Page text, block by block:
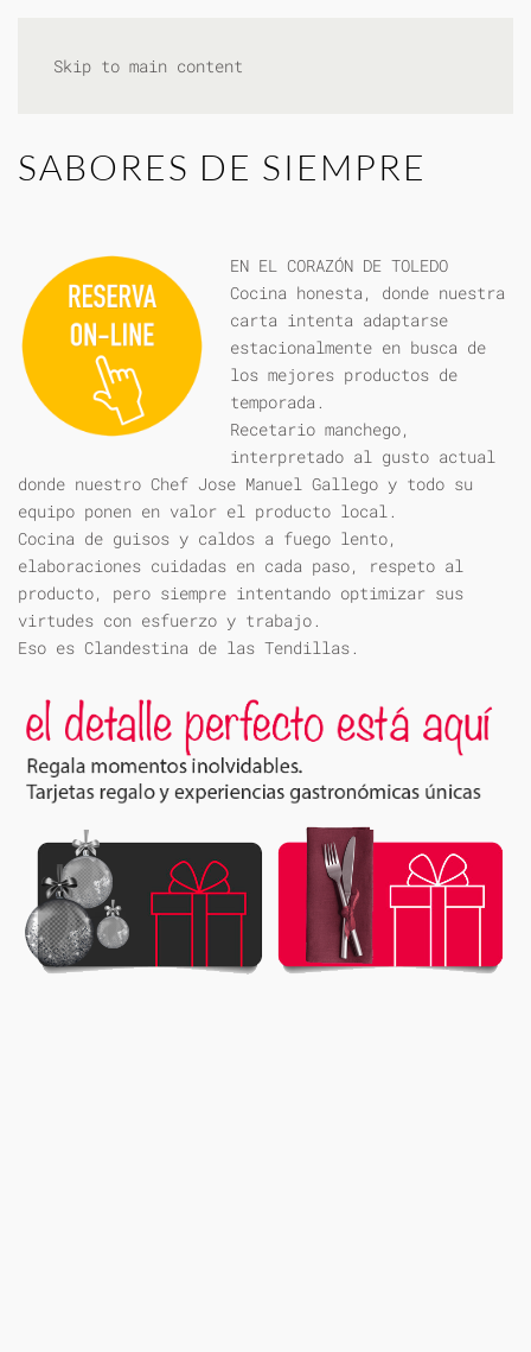
Skip to main content
SABORES DE SIEMPRE
EN EL CORAZÓN DE TOLEDO
Cocina honesta, donde nuestra
carta intenta adaptarse
estacionalmente en busca de
los mejores productos de
temporada.
Recetario manchego,
interpretado al gusto actual
donde nuestro Chef Jose Manuel Gallego y todo su
equipo ponen en valor el producto local.
Cocina de guisos y caldos a fuego lento,
elaboraciones cuidadas en cada paso, respeto al
producto, pero siempre intentando optimizar sus
virtudes con esfuerzo y trabajo.
Eso es Clandestina de las Tendillas.